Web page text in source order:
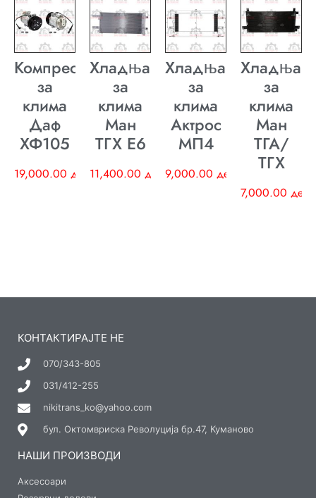
Компресор
за
клима
Даф
ХФ105
19,000.00 ден
Хладњак
за
клима
Ман
ТГХ E6
11,400.00 ден
Хладњак
за
клима
Актрос
МП4
9,000.00 ден
Хладњак
за
клима
Ман
ТГА/
ТГХ
7,000.00 ден
КОНТАКТИРАЈТЕ НЕ
070/343-805
031/412-255
nikitrans_ko@yahoo.com
бул. Октомвриска Револуција бр.47, Куманово
НАШИ ПРОИЗВОДИ
Аксесоари